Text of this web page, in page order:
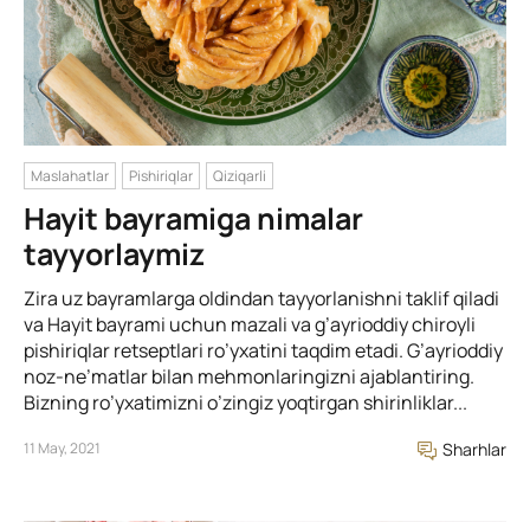
Maslahatlar Pishiriqlar Qiziqarli
Hayit bayramiga nimalar
tayyorlaymiz
Zira uz bayramlarga oldindan tayyorlanishni taklif qiladi
va Hayit bayrami uchun mazali va g’ayrioddiy chiroyli
pishiriqlar retseptlari ro’yxatini taqdim etadi. G’ayrioddiy
noz-ne’matlar bilan mehmonlaringizni ajablantiring.
Bizning ro’yxatimizni o’zingiz yoqtirgan shirinliklar...
11 May, 2021 Sharhlar